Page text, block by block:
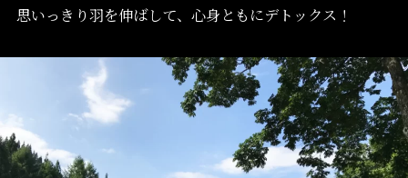
思いっきり羽を伸ばして、心身ともにデトックス！